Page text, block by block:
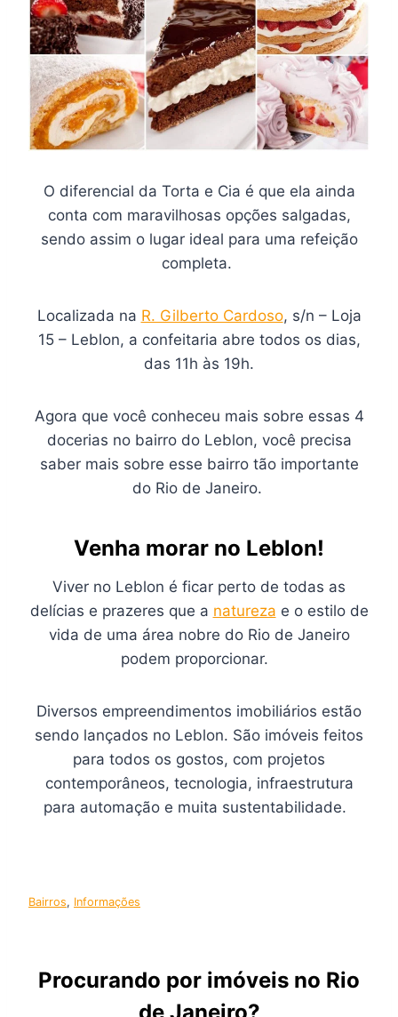
O diferencial da Torta e Cia é que ela ainda
conta com maravilhosas opções salgadas,
sendo assim o lugar ideal para uma refeição
completa.
Localizada na R. Gilberto Cardoso, s/n – Loja
15 – Leblon, a confeitaria abre todos os dias,
das 11h às 19h.
Agora que você conheceu mais sobre essas 4
docerias no bairro do Leblon, você precisa
saber mais sobre esse bairro tão importante
do Rio de Janeiro.
Venha morar no Leblon!
Viver no Leblon é ficar perto de todas as
delícias e prazeres que a natureza e o estilo de
vida de uma área nobre do Rio de Janeiro
podem proporcionar.
Diversos empreendimentos imobiliários estão
sendo lançados no Leblon. São imóveis feitos
para todos os gostos, com projetos
contemporâneos, tecnologia, infraestrutura
para automação e muita sustentabilidade.
Bairros, Informações
Procurando por imóveis no Rio